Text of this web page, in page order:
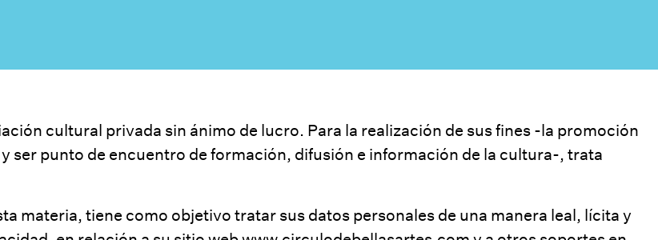
cultural privada sin ánimo de lucro. Para la realización de sus fines -la promoción
ser punto de encuentro de formación, difusión e información de la cultura-, trata
materia, tiene como objetivo tratar sus datos personales de una manera leal, lícita y